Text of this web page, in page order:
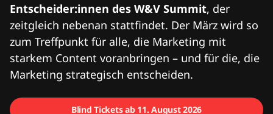
Entscheider:innen des W&V Summit, der
zeitgleich nebenan stattfindet. Der März wird so
zum Treffpunkt für alle, die Marketing mit
starkem Content voranbringen – und für die, die
Marketing strategisch entscheiden.
Blind Tickets ab 11. August 2026